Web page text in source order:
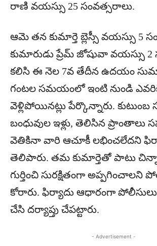
రాణి వయస్సు 25 సంవత్సరాలు.
ఆమె తన కుమార్తె బ్లెస్సీ వయస్సు 5
కుమారుడు ప్రేమ్ జోషువా వయస్సు
కలిసి ఈ నెల 7వ తేదీన ఉదయం
గంటల సమయంలో ఇంటి నుండి
వెళ్లిపోయినట్లు పేర్కొన్నారు. కుటుంబ
బంధువుల ఇళ్లు, తెలిసిన ప్రాంతాలు
వెతికినా వారి ఆచూకీ లభించలేదని
తెలిపారు. తమ కుమార్తెతో పాటు
గుర్తించి సురక్షితంగా అప్పగించాలని
కోరారు. ఫిర్యాదు ఆధారంగా
చేసి దర్యాప్తు చేపట్టారు.
- Advertisement -